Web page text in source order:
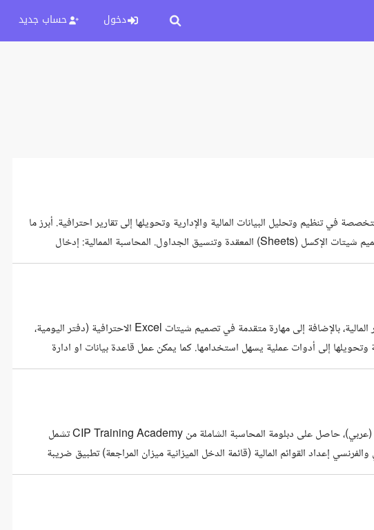
دخول حساب جديد
في تنظيم وتحليل البيانات المالية والإدارية وتحويلها إلى تقارير احترافية. أبرز ما
أقدمه لكم: إدخال وتحليل البيانات: خبرة واسعة في بناء وتصميم شيتات الإكسل (Sheets) المعقدة وتنسيق الجداول. المحاسبة الممالية: إدخال
الفواتير، مراجعة القيود، وإعداد التقارير المالية بدقة 100%. إتقان Microsoft Office: احتراف كامل لبرامج (Excel, Word, PowerPoint) وأدوات
أنا مدير مالي بخبرة عملية في إدارة الحسابات وإعداد التقارير المالية، بالإضافة إلى مهارة متقدمة في تصميم شيتات Excel الاحترافية (دفتر اليومية،
وتحويلها إلى أدوات عملية يسهل استخدامها. كما يمكن عمل قاعدة بيانات او ادارة
الحسابات عن طريق Access Microsoft بجانب خبرتي المحاسبية، أمتلك خبرة في إنتاج المحتوى التعليمي عبر YouTube حيث أنشئ فيديوهات
محاسب خريج كلية التجارة جامعة المنوفية، شعبة المحاسبة (عربي)، حاصل على دبلومة المحاسبة الشاملة من CIP Training Academy تشمل
إعداد القوائم المالية (قائمة الدخل الميزانية ميزان المراجعة) تطبيق ضريبة
القيمة المضافة والخصم من المنبع والفاتورة الإلكترونية التعامل مع برنامج Odoo المحاسبي استخدام Excel المتقدم لإنشاء تقارير ولوحات تحكم